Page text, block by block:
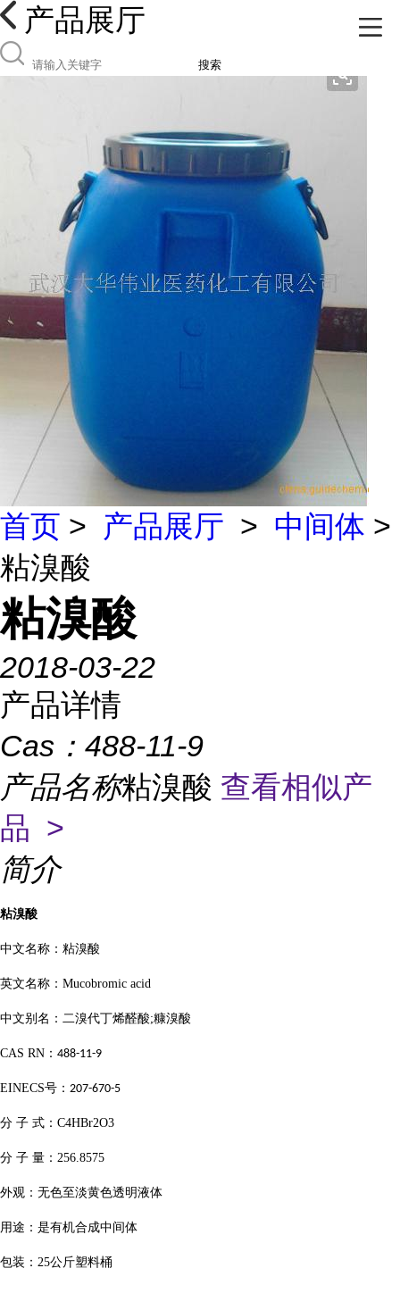
产品展厅
搜索
首页 > 产品展厅 > 中间体 >
粘溴酸
粘溴酸
2018-03-22
产品详情
Cas： 488-11-9
产品名称粘溴酸 查看相似产
品 >
简介
粘溴酸
中文名称：粘溴酸
英文名称： Mucobromic acid
中文别名：二溴代丁烯醛酸;糠溴酸
CAS RN ： 488-11-9
EINECS号： 207-670-5
分 子 式： C4HBr2O3
分 子 量： 256.8575
外观：无色至淡黄色透明液体
用途：是有机合成中间体
包装： 25公斤塑料桶